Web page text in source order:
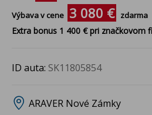
Výbava v cene 3 080 € zdarma
Extra bonus 1 400 € pri značkovom
ID auta: SK11805854
ARAVER Nové Zámky